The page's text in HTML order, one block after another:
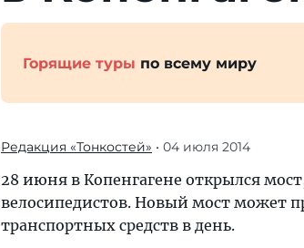
Горящие туры по всему миру
Редакция «Тонкостей» • 04 июля 2014
28 июня в Копенгагене открылся
велосипедистов. Новый мост может
транспортных средств в день.